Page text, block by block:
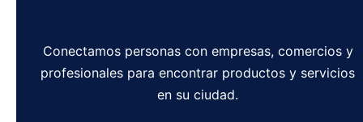
Conectamos personas con empresas, comercios y
profesionales para encontrar productos y servicios
en su ciudad.